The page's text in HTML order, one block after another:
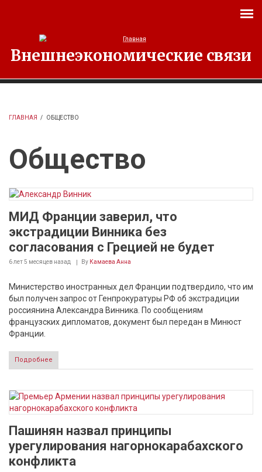
Внешнеэкономические связи
ГЛАВНАЯ / ОБЩЕСТВО
Общество
МИД Франции заверил, что
экстрадиции Винника без
согласования с Грецией не будет
6 лет 5 месяцев назад By Камаева Анна
Министерство иностранных дел Франции подтвердило, что им
был получен запрос от Генпрокуратуры РФ об экстрадиции
россиянина Александра Винника. По сообщениям
французских дипломатов, документ был передан в Минюст
Франции.
Подробнее
Пашинян назвал принципы
урегулирования нагорнокарабахского
конфликта